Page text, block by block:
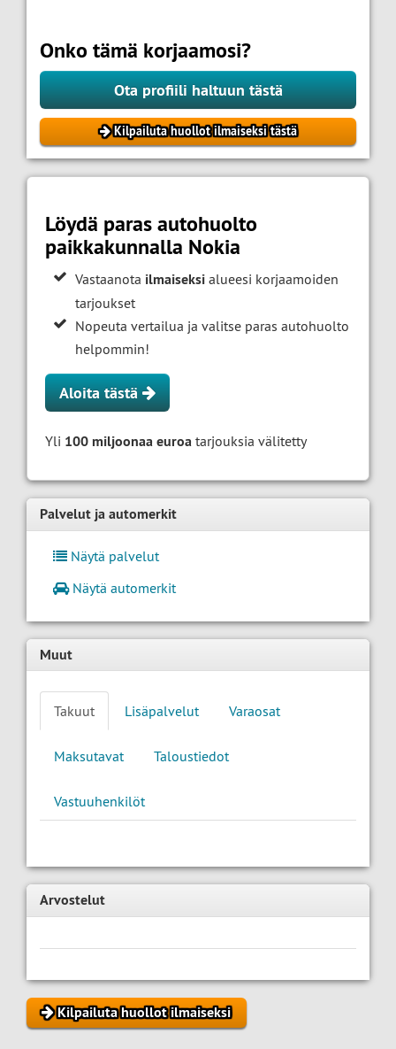
Onko tämä korjaamosi?
Ota profiili haltuun tästä
Kilpailuta huollot ilmaiseksi tästä
Löydä paras autohuolto
paikkakunnalla Nokia
Vastaanota ilmaiseksi alueesi korjaamoiden
tarjoukset
Nopeuta vertailua ja valitse paras autohuolto
helpommin!
Aloita tästä
Yli 100 miljoonaa euroa tarjouksia välitetty
Palvelut ja automerkit
Näytä palvelut
Näytä automerkit
Muut
Takuut Lisäpalvelut Varaosat
Maksutavat Taloustiedot
Vastuuhenkilöt
Arvostelut
Kilpailuta huollot ilmaiseksi